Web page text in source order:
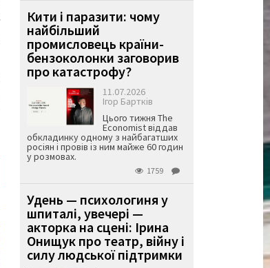
Кити і паразити: чому
найбільший
промисловець країни-
бензоколонки заговорив
про катастрофу?
11.07.2026
Ігор Бартків
Цього тижня The
Economist віддав
обкладинку одному з найбагатших
росіян і провів із ним майже 60 годин
у розмовах.
1759
Удень — психологиня у
шпиталі, увечері —
акторка на сцені: Ірина
Онищук про театр, війну і
силу людської підтримки